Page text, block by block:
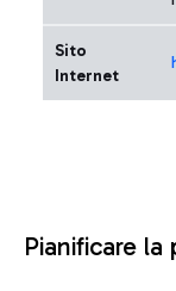
Sito
Internet
Pianificare